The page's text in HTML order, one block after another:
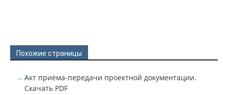
Похожие страницы
Акт приёма-передачи проектной документации.
Скачать PDF